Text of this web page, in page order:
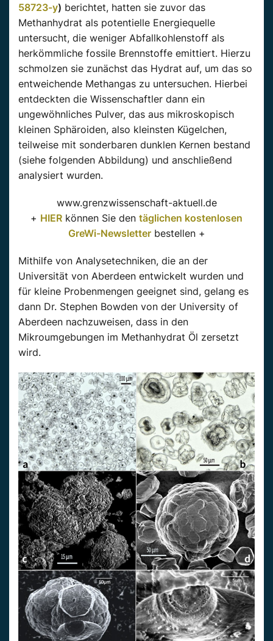
58723-y) berichtet, hatten sie zuvor das
Methanhydrat als potentielle Energiequelle
untersucht, die weniger Abfallkohlenstoff als
herkömmliche fossile Brennstoffe emittiert. Hierzu
schmolzen sie zunächst das Hydrat auf, um das so
entweichende Methangas zu untersuchen. Hierbei
entdeckten die Wissenschaftler dann ein
ungewöhnliches Pulver, das aus mikroskopisch
kleinen Sphäroiden, also kleinsten Kügelchen,
teilweise mit sonderbaren dunklen Kernen bestand
(siehe folgenden Abbildung) und anschließend
analysiert wurden.
www.grenzwissenschaft-aktuell.de
+ HIER können Sie den täglichen kostenlosen
GreWi-Newsletterbestellen +
Mithilfe von Analysetechniken, die an der
Universität von Aberdeen entwickelt wurden und
für kleine Probenmengen geeignet sind, gelang es
dann Dr. Stephen Bowden von der University of
Aberdeen nachzuweisen, dass in den
Mikroumgebungen im Methanhydrat Öl zersetzt
wird.